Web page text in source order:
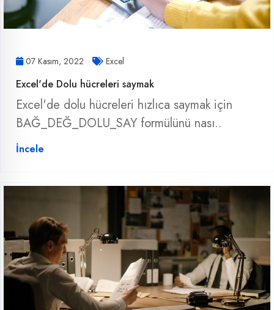
07 Kasım, 2022 Excel
Excel'de Dolu hücreleri saymak
Excel'de dolu hücreleri hızlıca saymak için
BAĞ_DEĞ_DOLU_SAY formülünü nası..
İncele